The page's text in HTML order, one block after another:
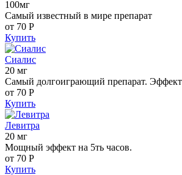
100мг
Самый известный в мире препарат
от 70 Р
Купить
Сиалис
20 мг
Самый долгоиграющий препарат. Эффект
от 70 Р
Купить
Левитра
20 мг
Мощный эффект на 5ть часов.
от 70 Р
Купить